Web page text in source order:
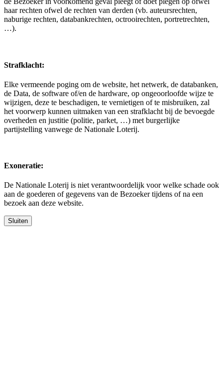
haar rechten ofwel de rechten van derden (vb. auteursrechten,
naburige rechten, databankrechten, octrooirechten, portretrechten,
…).
Strafklacht:
Elke vermeende poging om de website, het netwerk, de databanken,
de Data, de software of/en de hardware, op ongeoorloofde wijze te
wijzigen, deze te beschadigen, te vernietigen of te misbruiken, zal
het voorwerp kunnen uitmaken van een strafklacht bij de bevoegde
overheden en justitie (politie, parket, …) met burgerlijke
partijstelling vanwege de Nationale Loterij.
Exoneratie:
De Nationale Loterij is niet verantwoordelijk voor welke schade ook
aan de goederen of gegevens van de Bezoeker tijdens of na een
bezoek aan deze website.
Sluiten